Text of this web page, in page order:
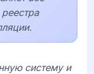
систему и